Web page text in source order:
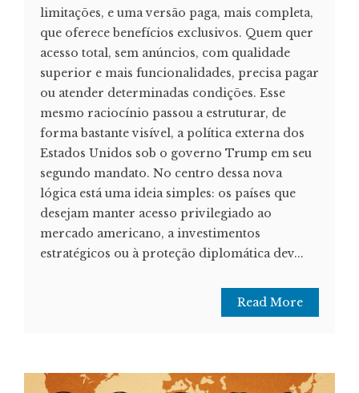
limitações, e uma versão paga, mais completa,
que oferece benefícios exclusivos. Quem quer
acesso total, sem anúncios, com qualidade
superior e mais funcionalidades, precisa pagar
ou atender determinadas condições. Esse
mesmo raciocínio passou a estruturar, de
forma bastante visível, a política externa dos
Estados Unidos sob o governo Trump em seu
segundo mandato. No centro dessa nova
lógica está uma ideia simples: os países que
desejam manter acesso privilegiado ao
mercado americano, a investimentos
estratégicos ou à proteção diplomática dev...
Read More